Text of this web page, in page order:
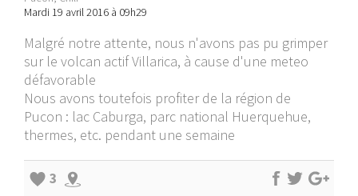
Mardi 19 avril 2016 à 09h29
Malgré notre attente, nous n'avons pas pu grimper
sur le volcan actif Villarica, à cause d'une meteo
défavorable
Nous avons toutefois profiter de la région de
Pucon : lac Caburga, parc national Huerquehue,
thermes, etc. pendant une semaine
3